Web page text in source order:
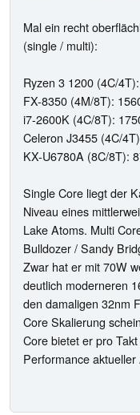
Mal ein recht
(single / multi):
Ryzen 3 1200 (4C/
FX-8350 (4M/8T):
i7-2600K (4C/8T):
Celeron J3455 (4C/
KX-U6780A (8C/8T):
Single Core liegt der
Niveau eines
Lake Atoms. Multi
Bulldozer / Sandy
Zwar hat er mit 70W
deutlich moderneren
den damaligen 32nm
Core Skalierung
Core bietet er pro
Performance